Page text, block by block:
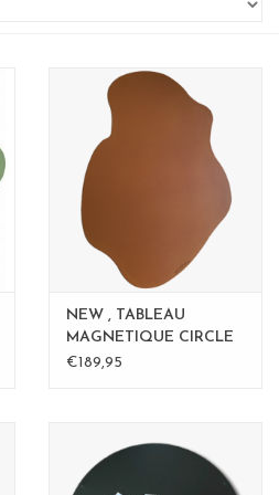
NEW , TABLEAU
MAGNETIQUE CIRCLE
Rouille 60cm - Copy
€189,95